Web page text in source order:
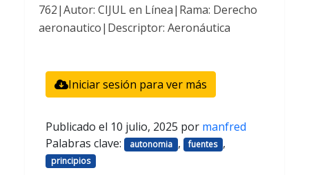
762|Autor: CIJUL en Línea|Rama: Derecho
aeronautico|Descriptor: Aeronáutica
Iniciar sesión para ver más
Publicado el 10 julio, 2025 por manfred
Palabras clave:
autonomia , fuentes ,
principios